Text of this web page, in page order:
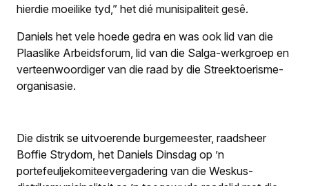
hierdie moeilike tyd,” het dié munisipaliteit gesê.
Daniels het vele hoede gedra en was ook lid van die
Plaaslike Arbeidsforum, lid van die Salga-werkgroep en
verteenwoordiger van die raad by die Streektoerisme-
organisasie.
Die distrik se uitvoerende burgemeester, raadsheer
Boffie Strydom, het Daniels Dinsdag op ’n
portefeuljekomiteevergadering van die Weskus-